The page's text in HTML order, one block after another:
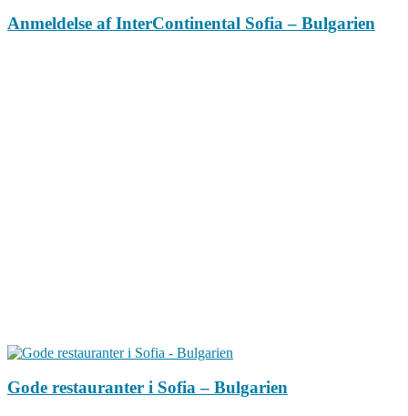
Anmeldelse af InterContinental Sofia – Bulgarien
Gode restauranter i Sofia – Bulgarien